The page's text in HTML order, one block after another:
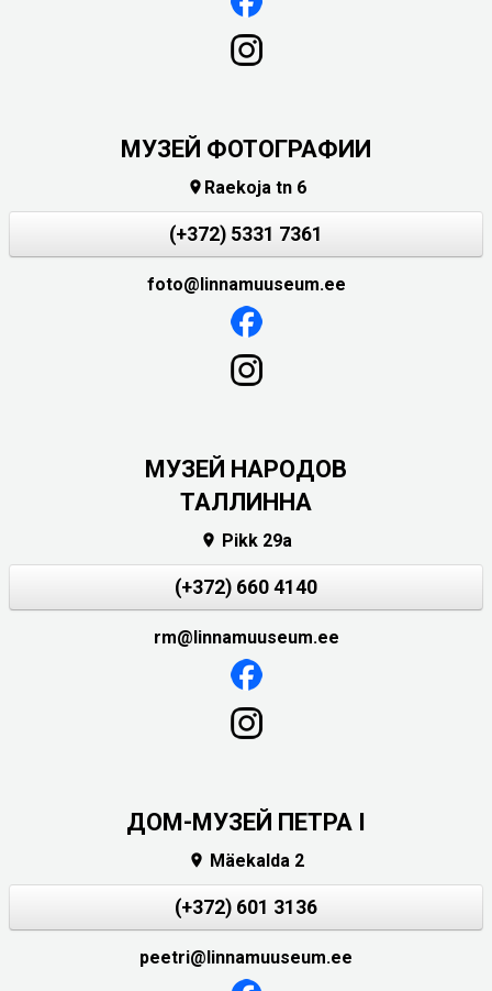
МУЗЕЙ ФОТОГРАФИИ
 Raekoja tn 6
(+372) 5331 7361
foto@linnamuuseum.ee
MУЗЕЙ НАРОДОВ
ТАЛЛИННА
 Pikk 29a
(+372) 660 4140
rm@linnamuuseum.ee
ДОМ-МУЗЕЙ ПЕТРА I
 Mäekalda 2
(+372) 601 3136
peetri@linnamuuseum.ee